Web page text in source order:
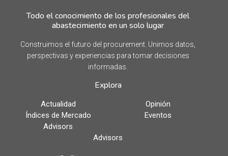
Todo el conocimiento de los profesionales del
abastecimiento en un solo lugar
Construimos el futuro del procurement. Unimos datos,
perspectivas y experiencias para tomar decisiones
informadas.
Explora
Actualidad
Opinión
Índices de Mercado
Eventos
Advisors
Advisors